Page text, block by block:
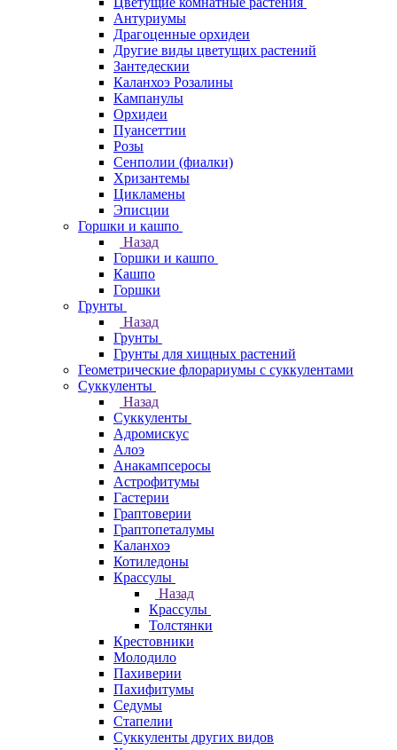
Антуриумы
Драгоценные орхидеи
Другие виды цветущих растений
Зантедескии
Каланхоэ Розалины
Кампанулы
Орхидеи
Пуансеттии
Розы
Сенполии (фиалки)
Хризантемы
Цикламены
Эписции
Горшки и кашпо
Назад
Горшки и кашпо
Кашпо
Горшки
Грунты
Назад
Грунты
Грунты для хищных растений
Геометрические флорариумы с суккулентами
Суккуленты
Назад
Суккуленты
Адромискус
Алоэ
Анакампсеросы
Астрофитумы
Гастерии
Граптоверии
Граптопеталумы
Каланхоэ
Котиледоны
Крассулы
Назад
Крассулы
Толстянки
Крестовники
Молодило
Пахиверии
Пахифитумы
Седумы
Стапелии
Суккуленты других видов